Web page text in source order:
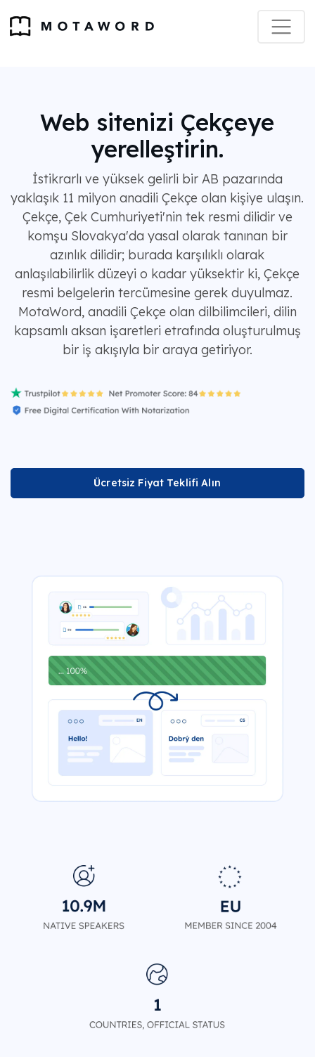
Web sitenizi Çekçeye
yerelleştirin.
İstikrarlı ve yüksek gelirli bir AB pazarında
yaklaşık 11 milyon anadili Çekçe olan kişiye ulaşın.
Çekçe, Çek Cumhuriyeti'nin tek resmi dilidir ve
komşu Slovakya'da yasal olarak tanınan bir
azınlık dilidir; burada karşılıklı olarak
anlaşılabilirlik düzeyi o kadar yüksektir ki, Çekçe
resmi belgelerin tercümesine gerek duyulmaz.
MotaWord, anadili Çekçe olan dilbilimcileri, dilin
kapsamlı aksan işaretleri etrafında oluşturulmuş
bir iş akışıyla bir araya getiriyor.
Ücretsiz Fiyat Teklifi Alın